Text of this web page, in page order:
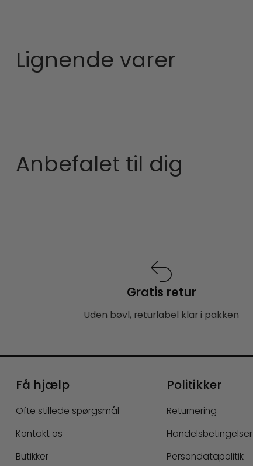
Lignende varer
Anbefalet til dig
Gratis retur
Uden bøvl, returlabel klar i pakken
Få hjælp
Ofte stillede spørgsmål
Kontakt os
Butikker
Politikker
Returnering
Handelsbetingelser
Persondatapolitik